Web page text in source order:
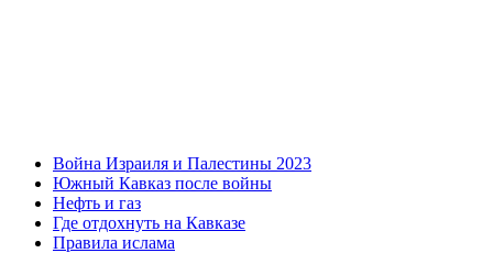
Война Израиля и Палестины 2023
Южный Кавказ после войны
Нефть и газ
Где отдохнуть на Кавказе
Правила ислама